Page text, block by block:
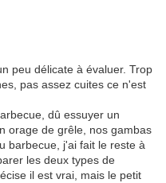
peu délicate à évaluer. Trop
pas assez cuites ce n'est
dû essuyer un
orage de grêle, nos gambas
barbecue, j'ai fait le reste à
les deux types de
il est vrai, mais le petit